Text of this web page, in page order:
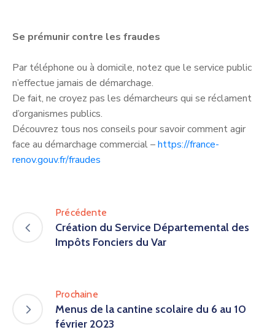
Se prémunir contre les fraudes
Par téléphone ou à domicile, notez que le service public
n’effectue jamais de démarchage.
De fait, ne croyez pas les démarcheurs qui se réclament
d’organismes publics.
Découvrez tous nos conseils pour savoir comment agir
face au démarchage commercial –https://france-
renov.gouv.fr/fraudes
Précédente
Création du Service Départemental des
Impôts Fonciers du Var
Prochaine
Menus de la cantine scolaire du 6 au 10
février 2023